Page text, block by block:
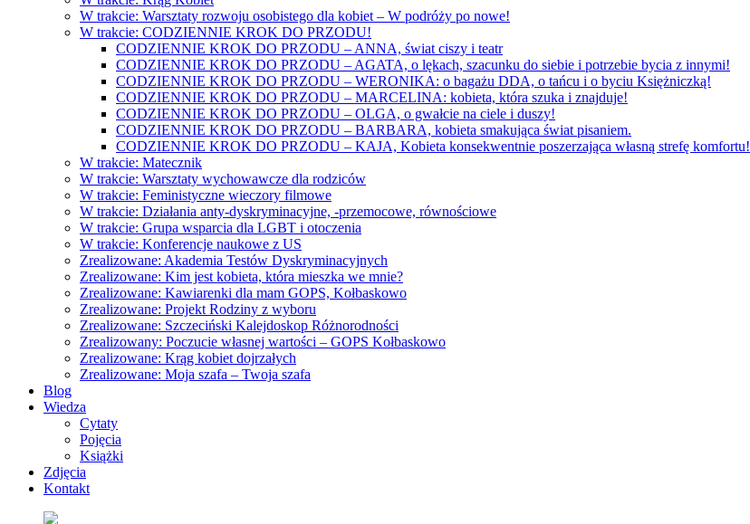
W trakcie: Warsztaty rozwoju osobistego dla kobiet – W podróży po nowe!
W trakcie: CODZIENNIE KROK DO PRZODU!
CODZIENNIE KROK DO PRZODU – ANNA, świat ciszy i teatr
CODZIENNIE KROK DO PRZODU – AGATA, o lękach, szacunku do siebie i potrzebie bycia z innymi!
CODZIENNIE KROK DO PRZODU – WERONIKA: o bagażu DDA, o tańcu i o byciu Księżniczką!
CODZIENNIE KROK DO PRZODU – MARCELINA: kobieta, która szuka i znajduje!
CODZIENNIE KROK DO PRZODU – OLGA, o gwałcie na ciele i duszy!
CODZIENNIE KROK DO PRZODU – BARBARA, kobieta smakująca świat pisaniem.
CODZIENNIE KROK DO PRZODU – KAJA, Kobieta konsekwentnie poszerzająca własną strefę komfortu!
W trakcie: Matecznik
W trakcie: Warsztaty wychowawcze dla rodziców
W trakcie: Feministyczne wieczory filmowe
W trakcie: Działania anty-dyskryminacyjne, -przemocowe, równościowe
W trakcie: Grupa wsparcia dla LGBT i otoczenia
W trakcie: Konferencje naukowe z US
Zrealizowane: Akademia Testów Dyskryminacyjnych
Zrealizowane: Kim jest kobieta, która mieszka we mnie?
Zrealizowane: Kawiarenki dla mam GOPS, Kołbaskowo
Zrealizowane: Projekt Rodziny z wyboru
Zrealizowane: Szczeciński Kalejdoskop Różnorodności
Zrealizowany: Poczucie własnej wartości – GOPS Kołbaskowo
Zrealizowane: Krąg kobiet dojrzałych
Zrealizowane: Moja szafa – Twoja szafa
Blog
Wiedza
Cytaty
Pojęcia
Książki
Zdjęcia
Kontakt